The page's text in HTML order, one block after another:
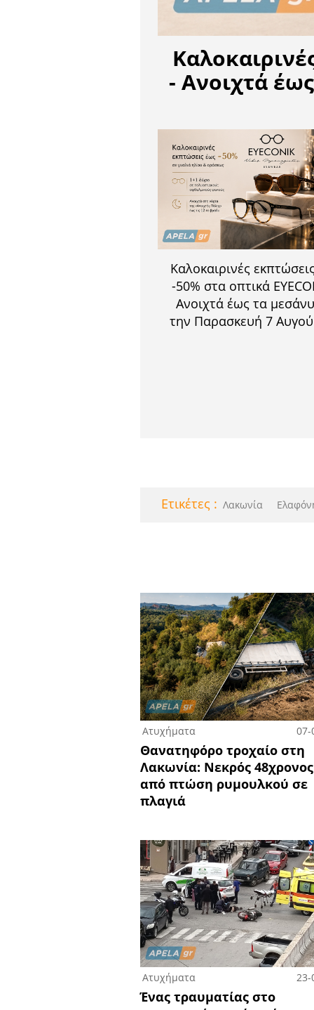
- Ανοιχτά
Καλοκαιρινές
-50% στα οπτικά
Ανοιχτά έως τα
την Παρασκευή 7
Eτικέτες : Λακωνία
Ατυχήματα 07-
Θανατηφόρο τροχαίο στη
Λακωνία: Νεκρός
από πτώση ρυμουλκού σε
πλαγιά
Ατυχήματα 23-
Ένας τραυματίας στο